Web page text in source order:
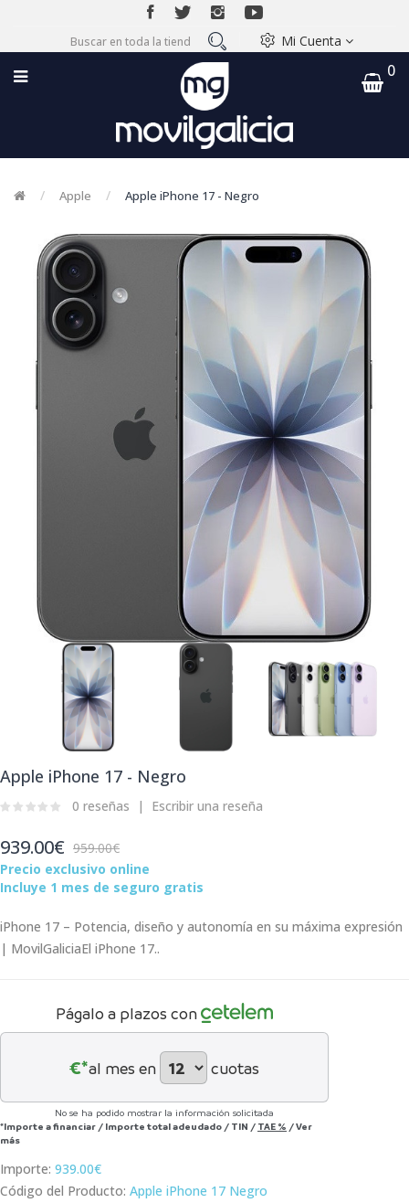
Mi Cuenta
0
Apple Apple iPhone 17 - Negro
Apple iPhone 17 - Negro
0 reseñas Escribir una reseña
939.00€ 959.00€
Precio exclusivo online
Incluye 1 mes de seguro gratis
iPhone 17 – Potencia, diseño y autonomía en su máxima expresión
| MovilGaliciaEl iPhone 17..
Págalo a plazos con
€*al mes en cuotas
No se ha podido mostrar la información solicitada
*Importe a financiar / Importe total adeudado / TIN / TAE % /Ver
más
Importe: 939.00€
Código del Producto: Apple iPhone 17 Negro